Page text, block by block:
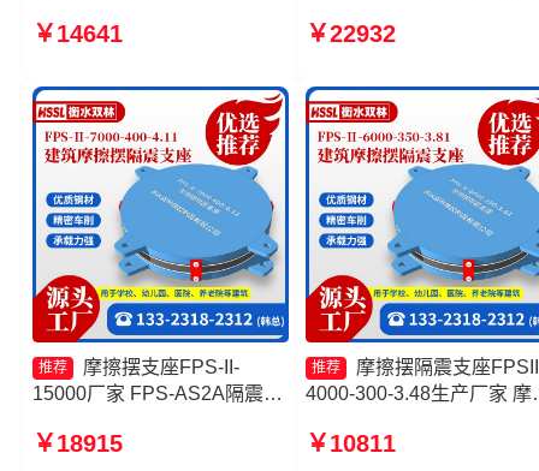
座FJZQZ9000GD厂家 摩擦摆
3.48生产厂家
￥14641
隔震支座FPSII-1000-400-
支座源头工厂
￥22932
推荐
摩擦摆支座FPS-II-
15000厂家 FPS-AS2A隔震支
FPSII-6000-350-3.81生产厂
￥18915
推荐
摩擦摆隔震支座
4000-300-3.48生产厂家 摩
3.48生产厂家 10000KN摩
￥10811